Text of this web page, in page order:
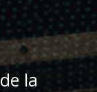
la